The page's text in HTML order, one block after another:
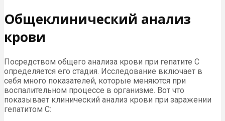
Общеклинический анализ
крови
Посредством общего анализа крови при гепатите С
определяется его стадия. Исследование включает в
себя много показателей, которые меняются при
воспалительном процессе в организме. Вот что
показывает клинический анализ крови при заражении
гепатитом С: